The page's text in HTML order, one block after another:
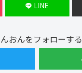
LINE
おんをフォローする